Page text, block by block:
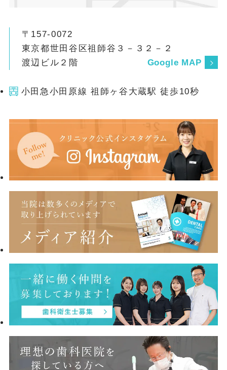
〒157-0072
東京都世田谷区祖師谷３－３２－２
渡辺ビル２階
Google MAP
小田急小田原線 祖師ヶ谷大蔵駅 徒歩10秒